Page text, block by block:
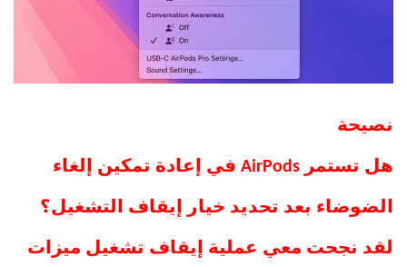
نصيحة
هل تستمر AirPods في إعادة تمكين إلغاء
الضوضاء بعد تحديد خيار إيقاف التشغيل؟
لقد نجحت معي عملية إيقاف تشغيل ميزات